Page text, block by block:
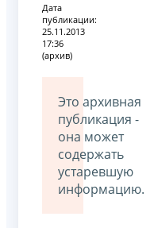
Дата
публикации:
25.11.2013
17:36
(архив)
Это архивная
публикация -
она может
содержать
устаревшую
информацию.